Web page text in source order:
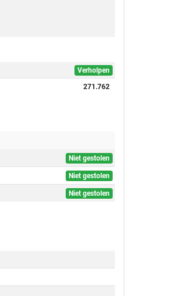
Verholpen
271.762
Niet gestolen
Niet gestolen
Niet gestolen